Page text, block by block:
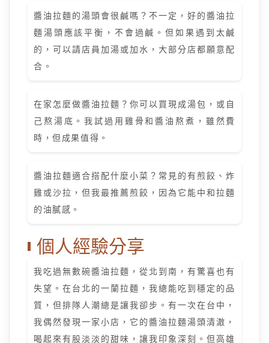
醬油拉麵的湯頭會很鹹嗎？不一定，好的醬油拉
麵湯頭應該平衡，不會過鹹。但如果遇到太鹹
的，可以請店員加湯或加水，大部分店都願意配
合。
在家怎麼做醬油拉麵？你可以買現成湯包，或自
己熬湯底。我試過用雞骨和醬油熬煮，雖然費
時，但成果值得。
醬油拉麵適合搭配什麼小菜？常見的有煎餃、炸
雞或沙拉，但我最推薦煎餃，因為它能中和拉麵
的油膩感。
個人經驗分享
我吃過無數碗醬油拉麵，從北到南，有驚喜也有
失望。在台北的一蘭拉麵，我總能吃到穩定的品
質，但排隊人潮總是讓我卻步。有一次在台中，
我偶然發現一家小店，它的醬油拉麵湯頭清澈，
喝起來有股淡淡的甜味，讓我印象深刻。但高雄